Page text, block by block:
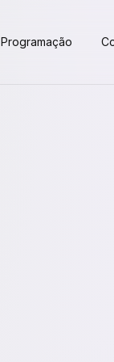
Programação